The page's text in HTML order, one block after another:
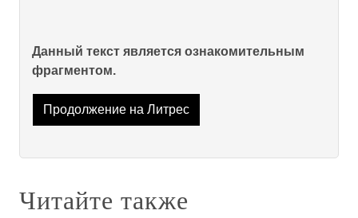
Данный текст является ознакомительным
фрагментом.
Продолжение на Литрес
Читайте также